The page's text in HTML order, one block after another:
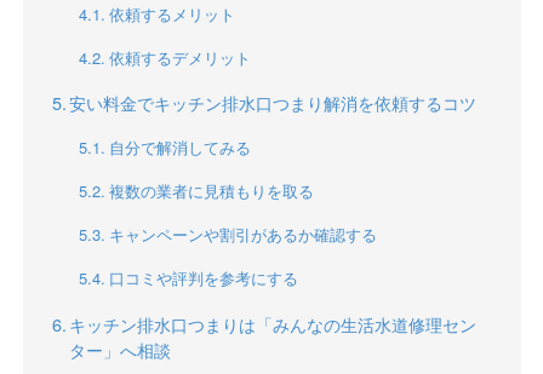
依頼するメリット
依頼するデメリット
安い料金でキッチン排水口つまり解消を依頼するコツ
自分で解消してみる
複数の業者に見積もりを取る
キャンペーンや割引があるか確認する
口コミや評判を参考にする
キッチン排水口つまりは「みんなの生活水道修理セン
ター」へ相談